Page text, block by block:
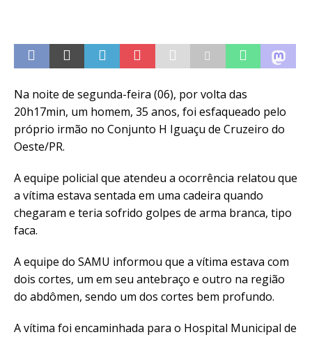
Na noite de segunda-feira (06), por volta das
20h17min, um homem, 35 anos, foi esfaqueado pelo
próprio irmão no Conjunto H Iguaçu de Cruzeiro do
Oeste/PR.
A equipe policial que atendeu a ocorrência relatou que
a vítima estava sentada em uma cadeira quando
chegaram e teria sofrido golpes de arma branca, tipo
faca.
A equipe do SAMU informou que a vítima estava com
dois cortes, um em seu antebraço e outro na região
do abdômen, sendo um dos cortes bem profundo.
A vítima foi encaminhada para o Hospital Municipal de